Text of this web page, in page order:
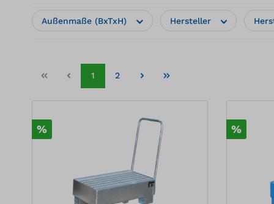
Außenmaße (BxTxH) Hersteller
1 2
% %